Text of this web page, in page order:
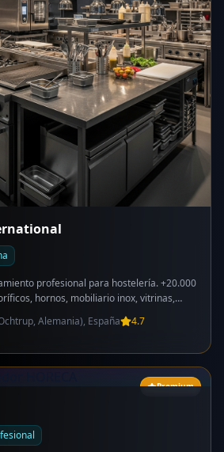
profesional para hostelería. +20.000
hornos, mobiliario inox, vitrinas,
propia. Relación calidad-precio
en todo el mundo. Facturación >500M€.
Alemania), España
4.7
Premium